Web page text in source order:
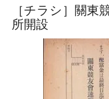
［チラシ］關東
所開設